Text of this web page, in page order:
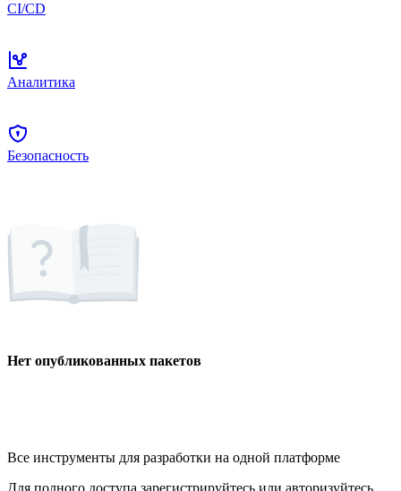
CI/CD
Аналитика
Безопасность
Нет опубликованных пакетов
Все инструменты для разработки на одной платформе
Для полного доступа зарегистрируйтесь или авторизуйтесь